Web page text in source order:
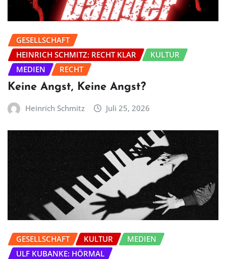
GESELLSCHAFT
HEINRICH SCHMITZ: RECHT KLAR
KULTUR
MEDIEN
RECHT
Keine Angst, Keine Angst?
Heinrich Schmitz Juli 25, 2026
GESELLSCHAFT KULTUR
MEDIEN
ULF KUBANKE: HÖRMAL